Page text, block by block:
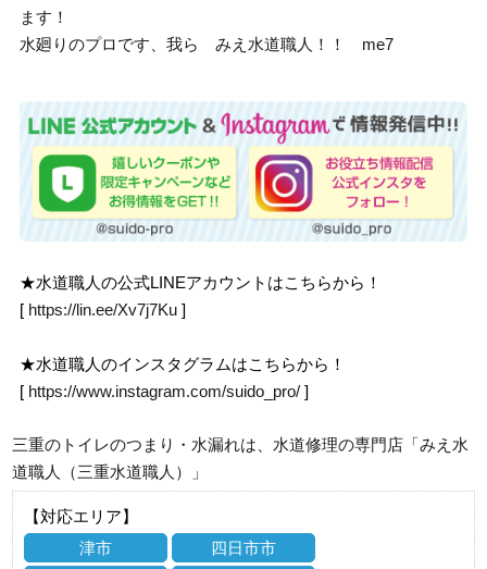
ます！
水廻りのプロです、我ら みえ水道職人！！ me7
★水道職人の公式LINEアカウントはこちらから！
[ https://lin.ee/Xv7j7Ku ]
★水道職人のインスタグラムはこちらから！
[ https://www.instagram.com/suido_pro/ ]
三重のトイレのつまり・水漏れは、水道修理の専門店「みえ水
道職人（三重水道職人）」
【対応エリア】
津市
四日市市